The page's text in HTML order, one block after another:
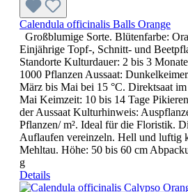
Calendula officinalis Balls Orange
Großblumige Sorte. Blütenfarbe:
Einjährige Topf-, Schnitt- und
Standorte Kulturdauer: 2 bis 3
1000 Pflanzen Aussaat:
März bis Mai bei 15 °C. Direktsaat
Mai Keimzeit: 10 bis 14 Tage
der Aussaat Kulturhinweis:
Pflanzen/ m². Ideal für die Floristik.
Auflaufen vereinzeln. Hell und luftig
Mehltau. Höhe: 50 bis 60 cm
g
Details